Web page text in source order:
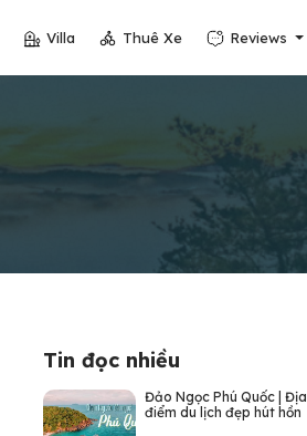
Villa Thuê Xe Reviews
Tin đọc nhiều
Đảo Ngọc Phú Quốc | Địa
điểm du lịch đẹp hút hồn